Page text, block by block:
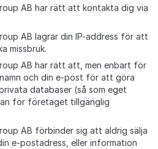
AB har rätt att kontakta dig via
AB lagrar din IP-address för att
missbruk.
AB har rätt att, men enbart för
och din e-post för att göra
databaser (så som eget
för företaget tillgänglig
AB förbinder sig att aldrig sälja
e-postadress, eller information